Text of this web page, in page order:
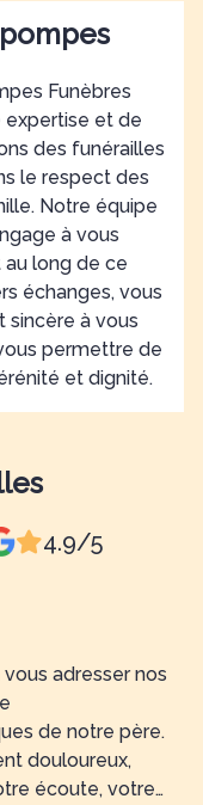
Funèbres
expertise et de
des funérailles
le respect des
Notre équipe
à vous
long de ce
échanges, vous
sincère à vous
permettre de
et dignité.
4.9/5
adresser nos
de notre père.
douloureux,
écoute, votre